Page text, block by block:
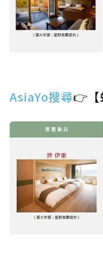
AsiaYo搜尋👉【